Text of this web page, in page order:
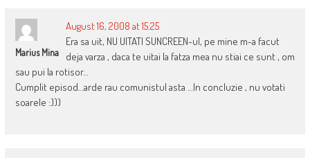
Marius Mina
August 16, 2008 at 15:25
Era sa uit, NU UITATI SUNCREEN-ul, pe mine m-a facut
deja varza , daca te uitai la fatza mea nu stiai ce sunt , om
sau pui la rotisor…
Cumplit episod…arde rau comunistul asta …In concluzie , nu votati
soarele :)))